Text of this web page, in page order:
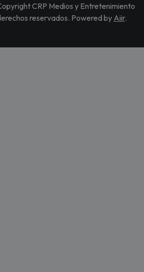
CRP Medios y Entretenimiento
reservados. Powered by Aiir.